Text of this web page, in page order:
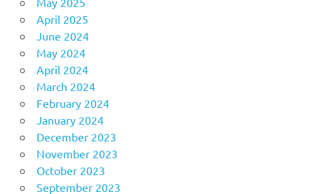
April 2025
June 2024
May 2024
April 2024
March 2024
February 2024
January 2024
December 2023
November 2023
October 2023
September 2023